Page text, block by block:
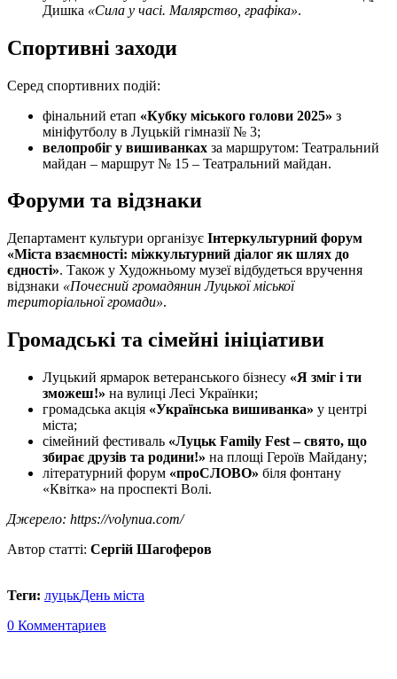
Дишка «Сила у часі. Малярство, графіка».
Спортивні заходи
Серед спортивних подій:
фінальний етап «Кубку міського голови 2025» з
мініфутболу в Луцькій гімназії № 3;
велопробіг у вишиванках за маршрутом: Театральний
майдан – маршрут № 15 – Театральний майдан.
Форуми та відзнаки
Департамент культури організує Інтеркультурний форум
«Міста взаємності: міжкультурний діалог як шлях до
єдності». Також у Художньому музеї відбудеться вручення
відзнаки «Почесний громадянин Луцької міської
територіальної громади».
Громадські та сімейні ініціативи
Луцький ярмарок ветеранського бізнесу «Я зміг і ти
зможеш!» на вулиці Лесі Українки;
громадська акція «Українська вишиванка» у центрі
міста;
сімейний фестиваль «Луцьк Family Fest – свято, що
збирає друзів та родини!» на площі Героїв Майдану;
літературний форум «проСЛОВО» біля фонтану
«Квітка» на проспекті Волі.
Джерело: https://volynua.com/
Автор статті: Сергій Шагоферов
Теги: луцькДень міста
0 Комментариев